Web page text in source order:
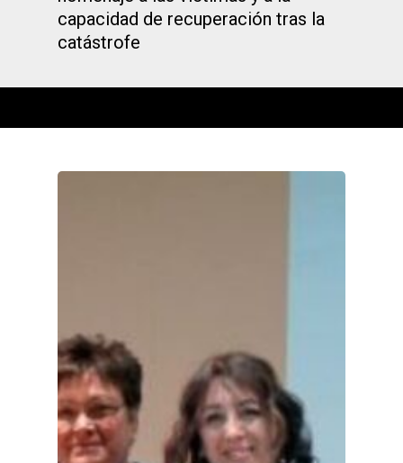
capacidad de recuperación tras la
catástrofe